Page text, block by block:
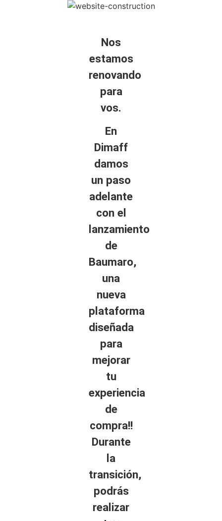
Nos
estamos
renovando
para
vos.
En
Dimaff
damos
un paso
adelante
con el
lanzamiento
de
Baumaro,
una
nueva
plataforma
diseñada
para
mejorar
tu
experiencia
de
compra!!
Durante
la
transición,
podrás
realizar